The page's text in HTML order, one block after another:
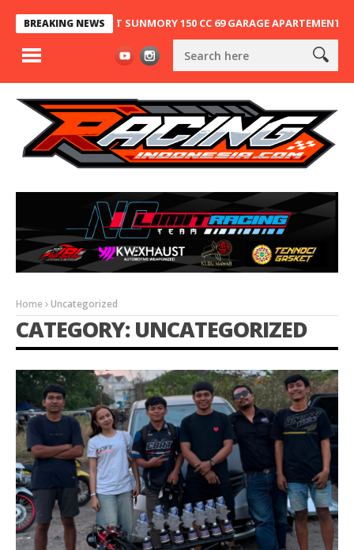
BREAKING NEWS
NINJA 2T SUNMORY 150 CC 69 GARAGE APARTEMENT X SA63
Home Uncategorized
CATEGORY: UNCATEGORIZED